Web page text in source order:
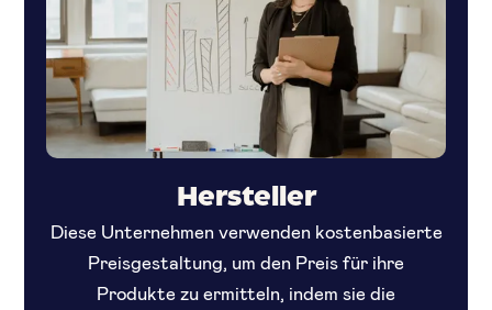
Hersteller
Diese Unternehmen verwenden kostenbasierte
Preisgestaltung, um den Preis für ihre
Produkte zu ermitteln, indem sie die